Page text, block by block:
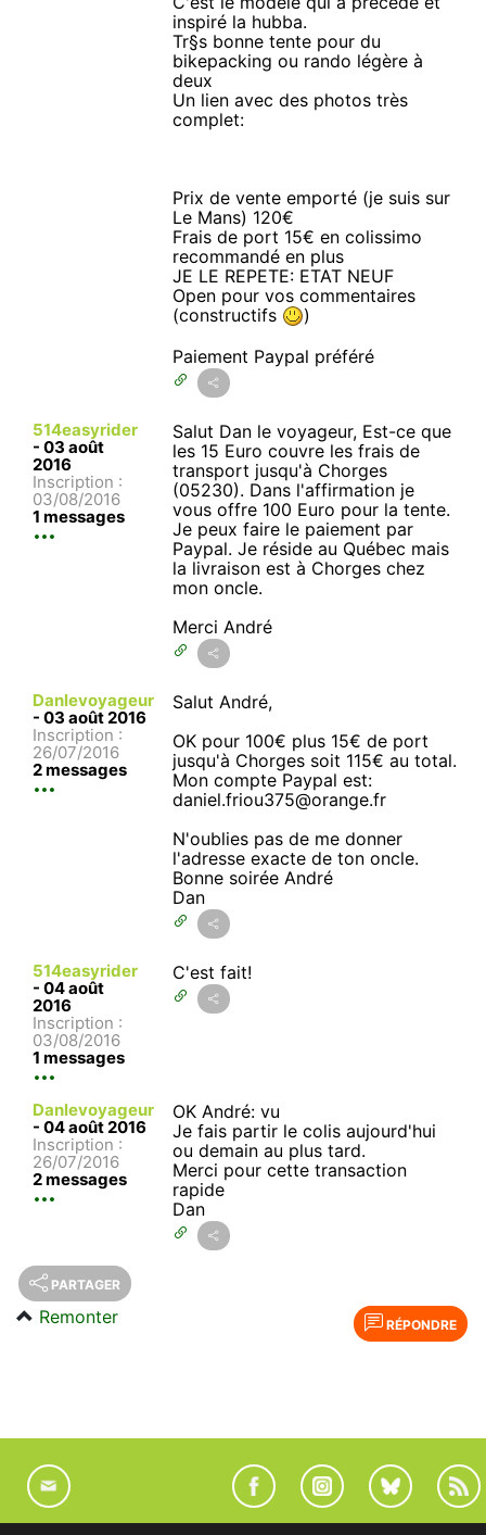
inspiré la hubba.
Tr§s bonne tente pour du
bikepacking ou rando légère à
deux
Un lien avec des photos très
complet:
Prix de vente emporté (je suis sur
Le Mans) 120€
Frais de port 15€ en colissimo
recommandé en plus
JE LE REPETE: ETAT NEUF
Open pour vos commentaires
(constructifs
)
Paiement Paypal préféré
514easyrider
- 03 août
2016
Inscription :
03/08/2016
1 messages
Salut Dan le voyageur, Est-ce que
les 15 Euro couvre les frais de
transport jusqu'à Chorges
(05230). Dans l'affirmation je
vous offre 100 Euro pour la tente.
Je peux faire le paiement par
Paypal. Je réside au Québec mais
la livraison est à Chorges chez
mon oncle.
Merci André
Danlevoyageur
- 03 août 2016
Inscription :
26/07/2016
2 messages
Salut André,
OK pour 100€ plus 15€ de port
jusqu'à Chorges soit 115€ au total.
Mon compte Paypal est:
daniel.friou375@orange.fr
N'oublies pas de me donner
l'adresse exacte de ton oncle.
Bonne soirée André
Dan
514easyrider
- 04 août
2016
Inscription :
03/08/2016
1 messages
C'est fait!
Danlevoyageur
- 04 août 2016
Inscription :
26/07/2016
2 messages
OK André: vu
Je fais partir le colis aujourd'hui
ou demain au plus tard.
Merci pour cette transaction
rapide
Dan
PARTAGER
RÉPONDRE
Remonter